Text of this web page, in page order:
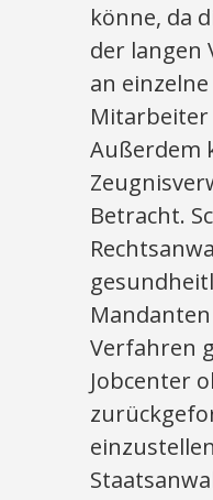
könne, da
der langen
an
Außerdem
Betracht.
Verfahren
Jobcenter